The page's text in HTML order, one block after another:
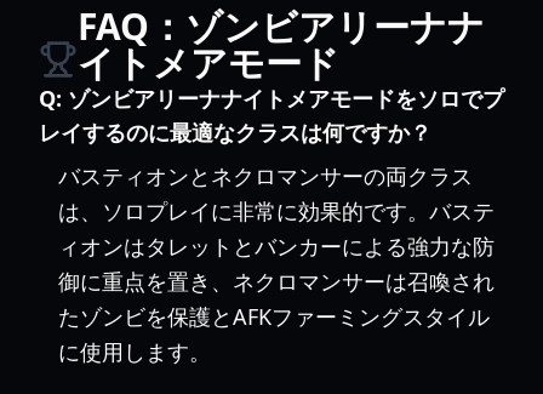
FAQ：ゾンビアリーナナ
イトメアモード
Q: ゾンビアリーナナイトメアモードをソロでプ
レイするのに最適なクラスは何ですか？
バスティオンとネクロマンサーの両クラス
は、ソロプレイに非常に効果的です。バステ
ィオンはタレットとバンカーによる強力な防
御に重点を置き、ネクロマンサーは召喚され
たゾンビを保護とAFKファーミングスタイル
に使用します。